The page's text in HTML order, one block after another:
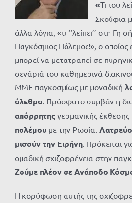
«Τι του
Σκούφια
άλλα λόγια, «τι ‘‘λείπει’’ στη Γη
Παγκόσμιος Πόλεμος!», ο
μπορεί να μετατραπεί σε
σενάριά του καθημερινά
ΜΜΕ παγκοσμίως με μοναδική
όλεθρο. Πρόσφατο συμβάν η
απόρρητης γερμανικής έκθεσης
πολέμου με την Ρωσία.
μισούν την Ειρήνη. Πρόκειται
ομαδική σχιζοφρένεια στην
Ζούμε πλέον σε Ανάποδο
Η κορύφωση αυτής της